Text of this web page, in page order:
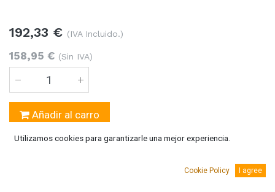
192,33 € (IVA Incluido.)
158,95 € (Sin IVA)
Añadir al carro
Temporalmente sin existencias
Se puede solicitar bajo pedido 5-10 días laborables
Utilizamos cookies para garantizarle una mejor experiencia.
Cookie Policy I agree